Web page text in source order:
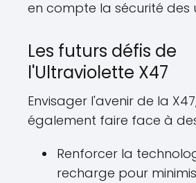
en compte la sécurité des
Les futurs défis de
l'Ultraviolette X47
Envisager l'avenir de la
également faire face à
Renforcer la
recharge pour